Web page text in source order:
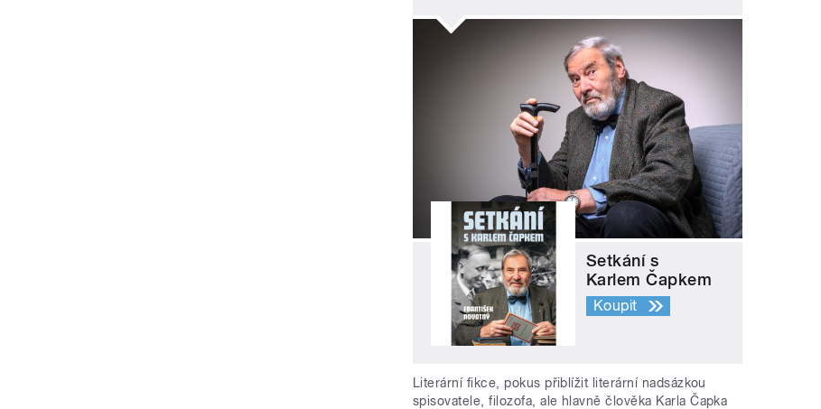
Setkání s
Karlem Čapkem
Koupit
Literární fikce, pokus přiblížit literární nadsázkou
spisovatele, filozofa, ale hlavně člověka Karla Čapka